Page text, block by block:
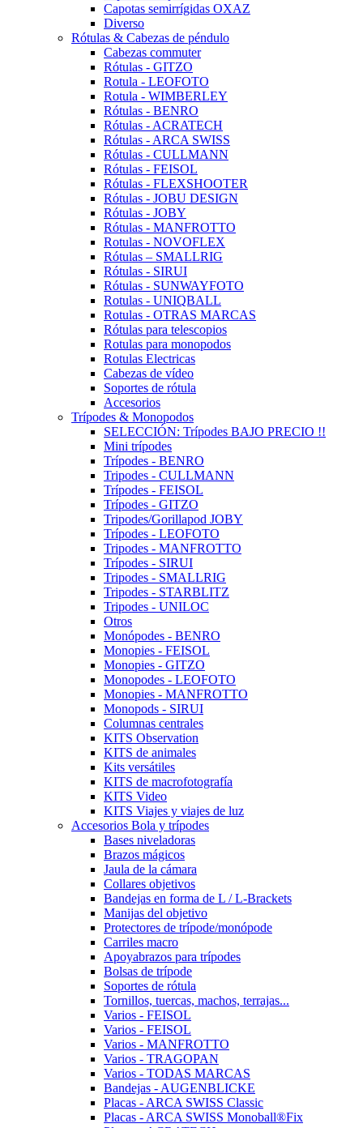
Capotas semirrígidas OXAZ
Diverso
Rótulas & Cabezas de péndulo
Cabezas commuter
Rótulas - GITZO
Rotula - LEOFOTO
Rotula - WIMBERLEY
Rótulas - BENRO
Rótulas - ACRATECH
Rótulas - ARCA SWISS
Rótulas - CULLMANN
Rótulas - FEISOL
Rótulas - FLEXSHOOTER
Rótulas - JOBU DESIGN
Rótulas - JOBY
Rótulas - MANFROTTO
Rotulas - NOVOFLEX
Rótulas – SMALLRIG
Rótulas - SIRUI
Rótulas - SUNWAYFOTO
Rotulas - UNIQBALL
Rotulas - OTRAS MARCAS
Rótulas para telescopios
Rotulas para monopodos
Rotulas Electricas
Cabezas de vídeo
Soportes de rótula
Accesorios
Trípodes & Monopodos
SELECCIÓN: Trípodes BAJO PRECIO !!
Mini trípodes
Trípodes - BENRO
Tripodes - CULLMANN
Trípodes - FEISOL
Trípodes - GITZO
Tripodes/Gorillapod JOBY
Trípodes - LEOFOTO
Tripodes - MANFROTTO
Trípodes - SIRUI
Tripodes - SMALLRIG
Tripodes - STARBLITZ
Tripodes - UNILOC
Otros
Monópodes - BENRO
Monopies - FEISOL
Monopies - GITZO
Monopodes - LEOFOTO
Monopies - MANFROTTO
Monopods - SIRUI
Columnas centrales
KITS Observation
KITS de animales
Kits versátiles
KITS de macrofotografía
KITS Video
KITS Viajes y viajes de luz
Accesorios Bola y trípodes
Bases niveladoras
Brazos mágicos
Jaula de la cámara
Collares objetivos
Bandejas en forma de L / L-Brackets
Manijas del objetivo
Protectores de trípode/monópode
Carriles macro
Apoyabrazos para trípodes
Bolsas de trípode
Soportes de rótula
Tornillos, tuercas, machos, terrajas...
Varios - FEISOL
Varios - FEISOL
Varios - MANFROTTO
Varios - TRAGOPAN
Varios - TODAS MARCAS
Bandejas - AUGENBLICKE
Placas - ARCA SWISS Classic
Placas - ARCA SWISS Monoball®Fix